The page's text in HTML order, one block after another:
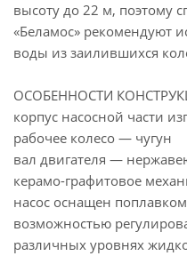
высоту до 22 м, поэтому
«Беламос» рекомендуют
воды из заилившихся
ОСОБЕННОСТИ
корпус насосной части
рабочее колесо — чугун
вал двигателя —
керамо-графитовое
насос оснащен
возможностью
различных уровнях